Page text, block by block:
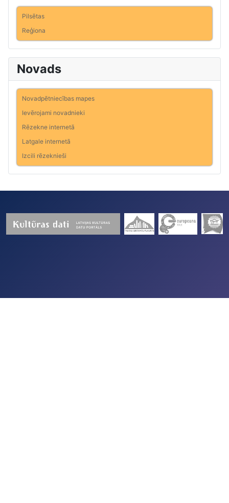
Pilsētas
Reģiona
Novads
Novadpētniecības mapes
Ievērojami novadnieki
Rēzekne internetā
Latgale internetā
Izcili rēzeknieši